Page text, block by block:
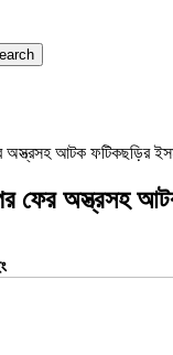
অস্ত্রসহ আটক ফটিকছড়ির
পর ফের অস্ত্রসহ